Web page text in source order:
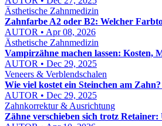
Ästhetische Zahnmedizin
Zahnfarbe A2 oder B2: Welcher
AUTOR • Apr 08, 2026
Ästhetische Zahnmedizin
Vampirzähne machen lassen: Kosten,
AUTOR • Dec 29, 2025
Veneers & Verblendschalen
Wie viel kostet ein Steinchen am
AUTOR • Dec 29, 2025
Zahnkorrektur & Ausrichtung
Zähne verschieben sich trotz